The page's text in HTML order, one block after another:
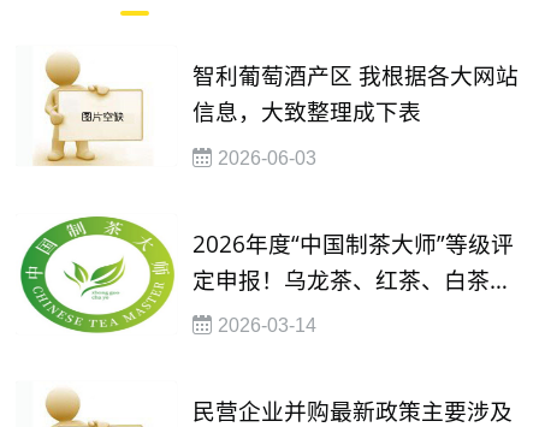
智利葡萄酒产区 我根据各大网站
信息，大致整理成下表
2026-06-03
2026年度“中国制茶大师”等级评
定申报！乌龙茶、红茶、白茶制
茶大师等级评定
2026-03-14
民营企业并购最新政策主要涉及